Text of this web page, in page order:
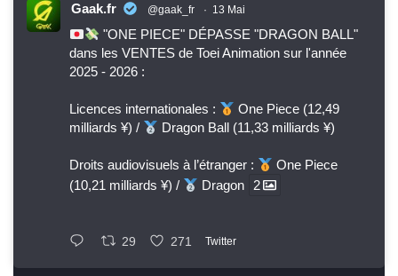
Gaak.fr @gaak_fr · 13 Mai
"ONE PIECE" DÉPASSE "DRAGON BALL"
dans les VENTES de Toei Animation sur l'année
2025 - 2026 :
Licences internationales :
One Piece (12,49
milliards ¥) /
Dragon Ball (11,33 milliards ¥)
Droits audiovisuels à l’étranger :
One Piece
(10,21 milliards ¥) /
Dragon 2
29 271 Twitter